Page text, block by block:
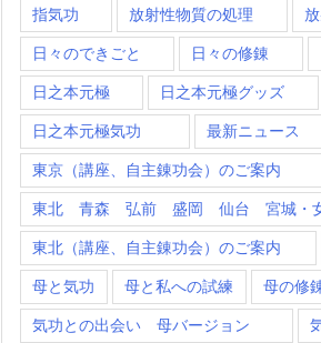
指気功 放射性物質の処理
日々のできごと 日々の修錬
日之本元極 日之本元極グッズ
日之本元極気功 最新ニュース
東京（講座、自主錬功会）のご案内
東北 青森 弘前 盛岡 仙台 宮城・
東北（講座、自主錬功会）のご案内
母と気功 母と私への試練 母の修
気功との出会い 母バージョン